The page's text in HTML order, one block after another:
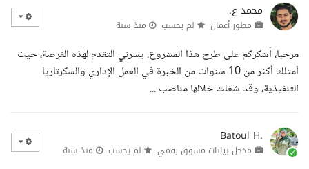
محمد ع.
مطور أعمال لم يحسب منذ سنة
مرحبا، أشكركم على طرح هذا المشروع. يسرني التقدم لهذه الفرصة، حيث
أمتلك أكثر من 10 سنوات من الخبرة في العمل الإداري والسكرتاريا
التنفيذية، وقد شغلت خلالها مناصب ...
Batoul H.
مدخل بيانات مسوق رقمي لم يحسب منذ سنة